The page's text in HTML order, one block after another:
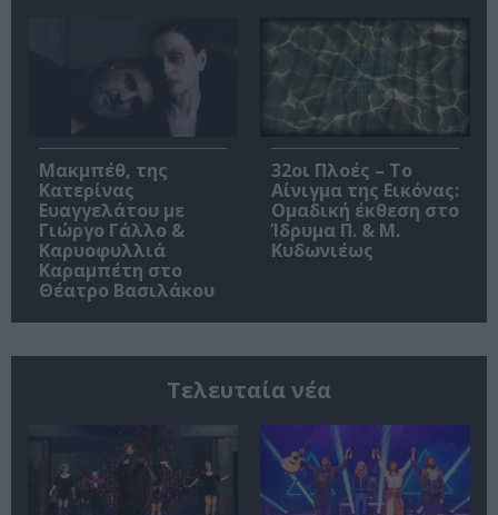
Μακμπέθ, της
Κατερίνας
Ευαγγελάτου με
Γιώργο Γάλλο &
Καρυοφυλλιά
Καραμπέτη στο
Θέατρο Βασιλάκου
32οι Πλοές – Το
Αίνιγμα της Εικόνας:
Ομαδική έκθεση στο
Ίδρυμα Π. & Μ.
Κυδωνιέως
Τελευταία νέα